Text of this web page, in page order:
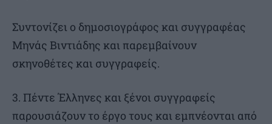
Συντονίζει ο δημοσιογράφος και συγγραφέας
Μηνάς Βιντιάδης και παρεμβαίνουν
σκηνοθέτες και συγγραφείς.
3. Πέντε Έλληνες και ξένοι συγγραφείς
παρουσιάζουν το έργο τους και εμπνέονται από